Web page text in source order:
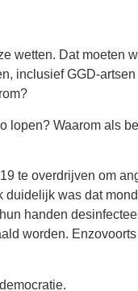
wetten. Dat moeten
inclusief GGD-
lopen? Waarom als
te overdrijven om
duidelijk was dat
handen
worden.